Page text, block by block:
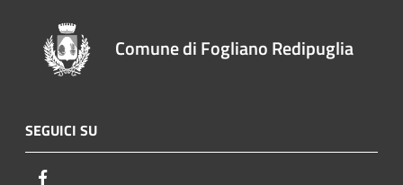
Comune di Fogliano Redipuglia
SEGUICI SU